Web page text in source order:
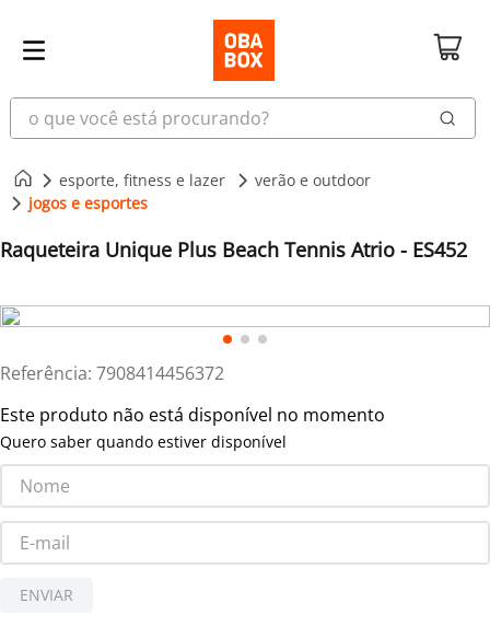
o que você está procurando?
esporte, fitness e lazer
verão e outdoor
jogos e esportes
Raqueteira Unique Plus Beach Tennis Atrio - ES452
Referência: 7908414456372
Este produto não está disponível no momento
Quero saber quando estiver disponível
ENVIAR